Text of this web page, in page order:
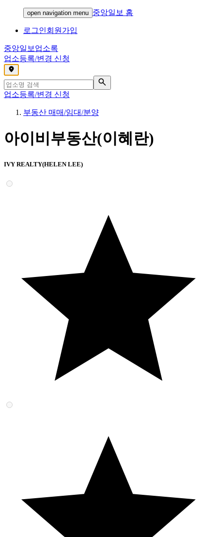
open navigation menu 중앙일보 홈
로그인회원가입
중앙일보 업소록
업소등록/변경 신청
,
업소등록/변경 신청
부동산 매매/임대/분양
아이비부동산(이혜란)
IVY REALTY(HELEN LEE)